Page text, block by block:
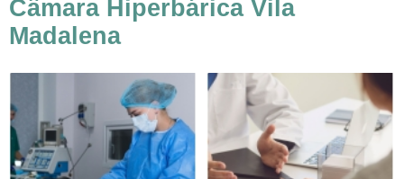
Câmara Hiperbárica Vila
Madalena